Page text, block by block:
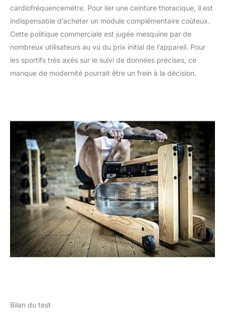
cardiofréquencemètre. Pour lier une ceinture thoracique, il est
indispensable d’acheter un module complémentaire coûteux.
Cette politique commerciale est jugée mesquine par de
nombreux utilisateurs au vu du prix initial de l’appareil. Pour
les sportifs très axés sur le suivi de données précises, ce
manque de modernité pourrait être un frein à la décision.
Bilan du test